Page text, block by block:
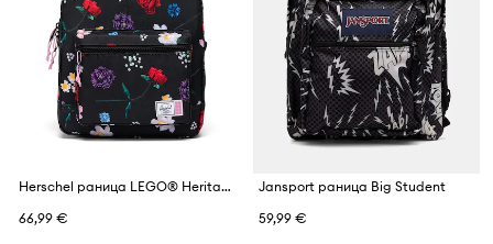
Herschel раница LEGO® Heritage™
66,99 €
Jansport раница Big Student
59,99 €